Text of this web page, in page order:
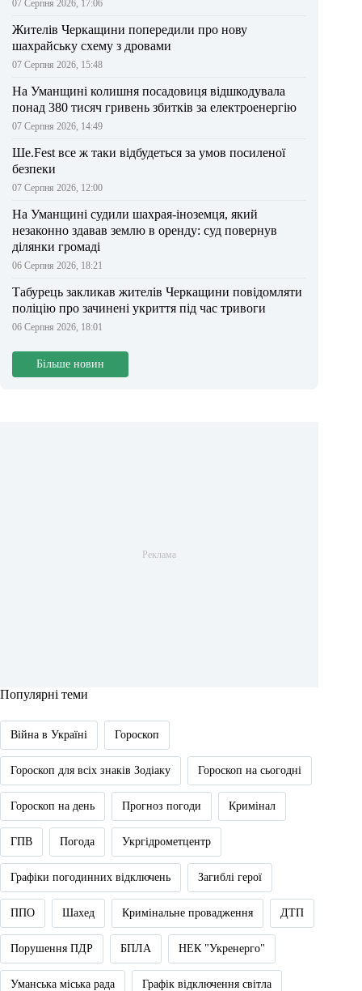
07 Серпня 2026, 17:06
Жителів Черкащини попередили про нову
шахрайську схему з дровами
07 Серпня 2026, 15:48
На Уманщині колишня посадовиця відшкодувала
понад 380 тисяч гривень збитків за електроенергію
07 Серпня 2026, 14:49
Ше.Fest все ж таки відбудеться за умов посиленої
безпеки
07 Серпня 2026, 12:00
На Уманщині судили шахрая-іноземця, який
незаконно здавав землю в оренду: суд повернув
ділянки громаді
06 Серпня 2026, 18:21
Табурець закликав жителів Черкащини повідомляти
поліцію про зачинені укриття під час тривоги
06 Серпня 2026, 18:01
Більше новин
Популярні теми
Війна в Україні Гороскоп
Гороскоп для всіх знаків Зодіаку Гороскоп на сьогодні
Гороскоп на день Прогноз погоди Кримінал
ГПВ Погода Укргідрометцентр
Графіки погодинних відключень Загиблі герої
ППО Шахед Кримінальне провадження ДТП
Порушення ПДР БПЛА НЕК "Укренерго"
Уманська міська рада Графік відключення світла